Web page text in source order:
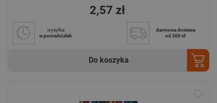
2,57 zł
wysyłka
w poniedziałek
darmowa dostawa
od 300 zł
Do koszyka